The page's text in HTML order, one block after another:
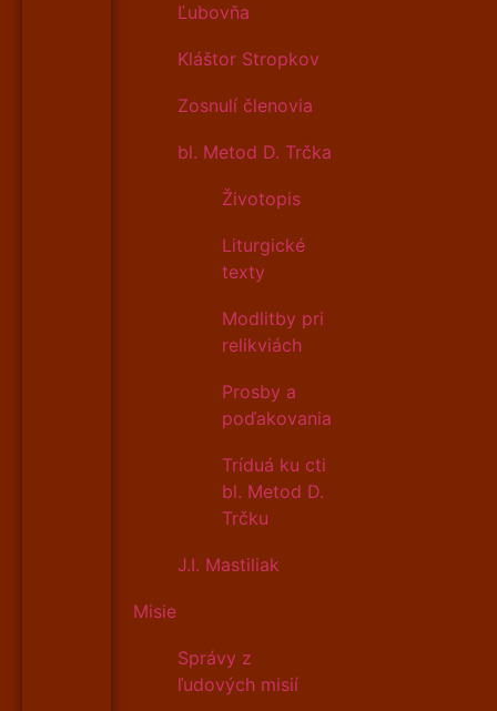
Ľubovňa
Kláštor Stropkov
Zosnulí členovia
bl. Metod D. Trčka
Životopis
Liturgické
texty
Modlitby pri
relikviách
Prosby a
poďakovania
Tríduá ku cti
bl. Metod D.
Trčku
J.I. Mastiliak
Misie
Správy z
ľudových misií